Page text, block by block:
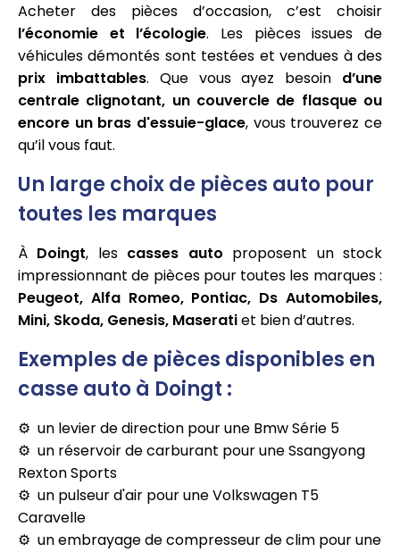
Acheter des pièces d’occasion, c’est choisir
l’économie et l’écologie. Les pièces issues de
véhicules démontés sont testées et vendues à des
prix imbattables. Que vous ayez besoin d’une
centrale clignotant, un couvercle de flasque ou
encore un bras d'essuie-glace, vous trouverez ce
qu’il vous faut.
Un large choix de pièces auto pour
toutes les marques
À Doingt, les casses auto proposent un stock
impressionnant de pièces pour toutes les marques :
Peugeot, Alfa Romeo, Pontiac, Ds Automobiles,
Mini, Skoda, Genesis, Maseratiet bien d’autres.
Exemples de pièces disponibles en
casse auto à Doingt :
un levier de direction pour une Bmw Série 5
un réservoir de carburant pour une Ssangyong
Rexton Sports
un pulseur d'air pour une Volkswagen T5
Caravelle
un embrayage de compresseur de clim pour une